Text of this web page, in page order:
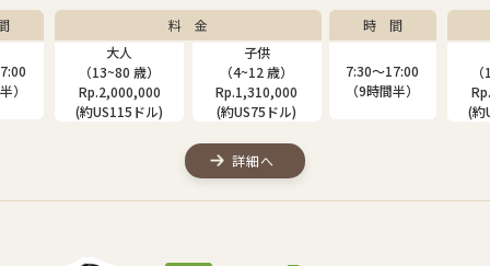
）
料 金
大人
（13~80 歳）
Rp.2,000,000
(約US115ドル)
子供
（4~12 歳）
Rp.1,310,000
(約US75ドル)
時 間
7:30〜17:00
（9時間半）
詳細へ
(約